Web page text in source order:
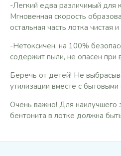
-Легкий едва различимый для
Мгновенная скорость
остальная часть лотка чистая и
-Нетоксичен, на 100%
содержит пыли, не опасен при
Беречь от детей! Не
утилизации вместе с бытовыми
Очень важно! Для
бентонита в лотке должна